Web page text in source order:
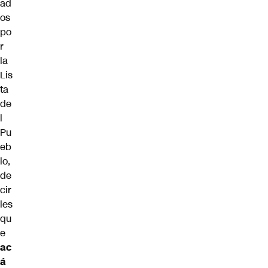
ad
os
po
r
la
Lis
ta
de
l
Pu
eb
lo,
de
cir
les
qu
e
ac
á